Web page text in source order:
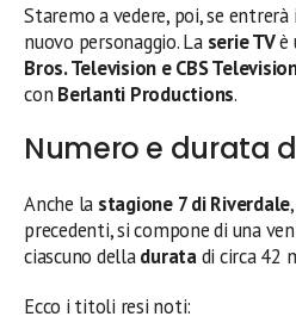
Staremo a vedere, poi, se
nuovo personaggio. La serie TVè
Bros. Television e CBS
con Berlanti Productions.
Numero e durata
Anche la stagione 7 di Riverdale
precedenti, si compone di una
ciascuno delladuratadi circa 42
Ecco i titoli resi noti: